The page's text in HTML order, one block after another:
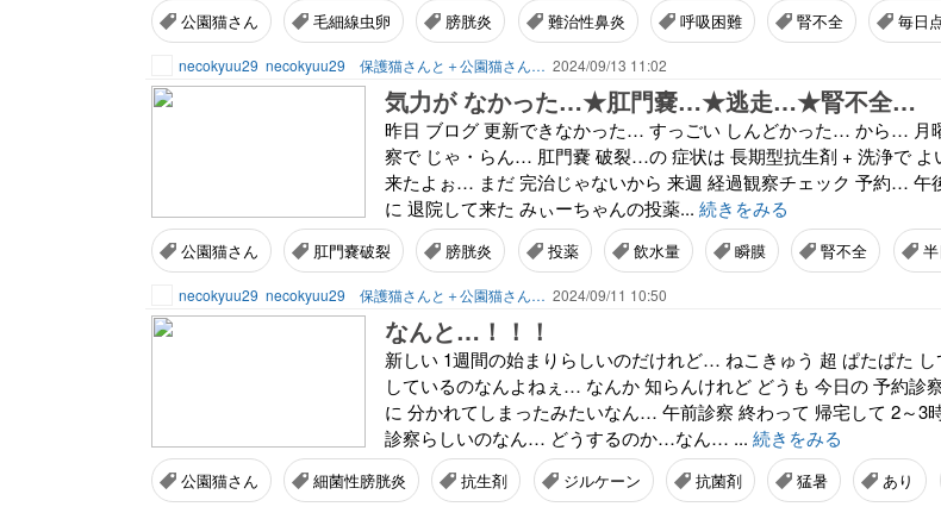
公園猫さん 毛細線虫卵 膀胱炎 難治性鼻炎 呼吸困難 腎不全 毎日
necokyuu29 necokyuu29 保護猫さんと＋公園猫さん… 2024/09/13 11:02
気力が なかった…★肛門嚢…★逃走…★腎不全…
昨日 ブログ 更新できなかった… すっごい しんどかった… から… 月
察で じゃ・らん… 肛門嚢 破裂…の 症状は 長期型抗生剤 + 洗浄で よ
来たよぉ… まだ 完治じゃないから 来週 経過観察チェック 予約… 午
に 退院して来た みぃーちゃんの投薬... 続きをみる
公園猫さん 肛門嚢破裂 膀胱炎 投薬 飲水量 瞬膜 腎不全
necokyuu29 necokyuu29 保護猫さんと＋公園猫さん… 2024/09/11 10:50
なんと…！！！
新しい 1週間の始まりらしいのだけれど… ねこきゅう 超 ぱたぱた し
しているのなんよねぇ… なんか 知らんけれど どうも 今日の 予約診
に 分かれてしまったみたいなん… 午前診察 終わって 帰宅して 2～3
診察らしいのなん… どうするのか…なん… ... 続きをみる
公園猫さん 細菌性膀胱炎 抗生剤 ジルケーン 抗菌剤 猛暑 あり